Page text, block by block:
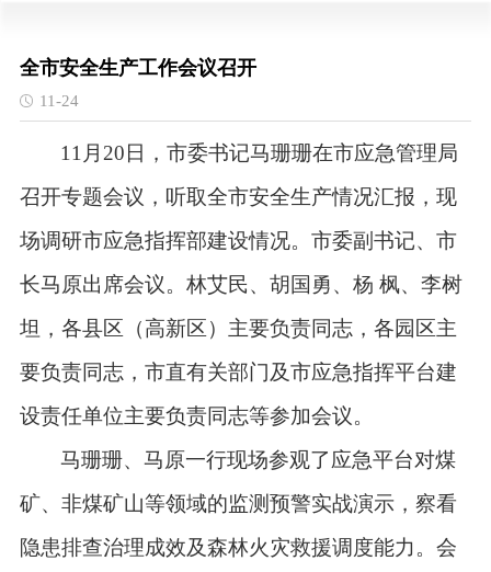
全市安全生产工作会议召开
11-24
11月20日，市委书记马珊珊在市应急管理局
召开专题会议，听取全市安全生产情况汇报，现
场调研市应急指挥部建设情况。市委副书记、市
长马原出席会议。林艾民、胡国勇、杨 枫、李树
坦，各县区（高新区）主要负责同志，各园区主
要负责同志，市直有关部门及市应急指挥平台建
设责任单位主要负责同志等参加会议。
马珊珊、马原一行现场参观了应急平台对煤
矿、非煤矿山等领域的监测预警实战演示，察看
隐患排查治理成效及森林火灾救援调度能力。会